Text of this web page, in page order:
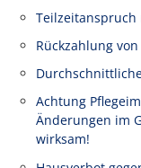
Rückzahlung
Achtung
Änderungen im
wirksam!